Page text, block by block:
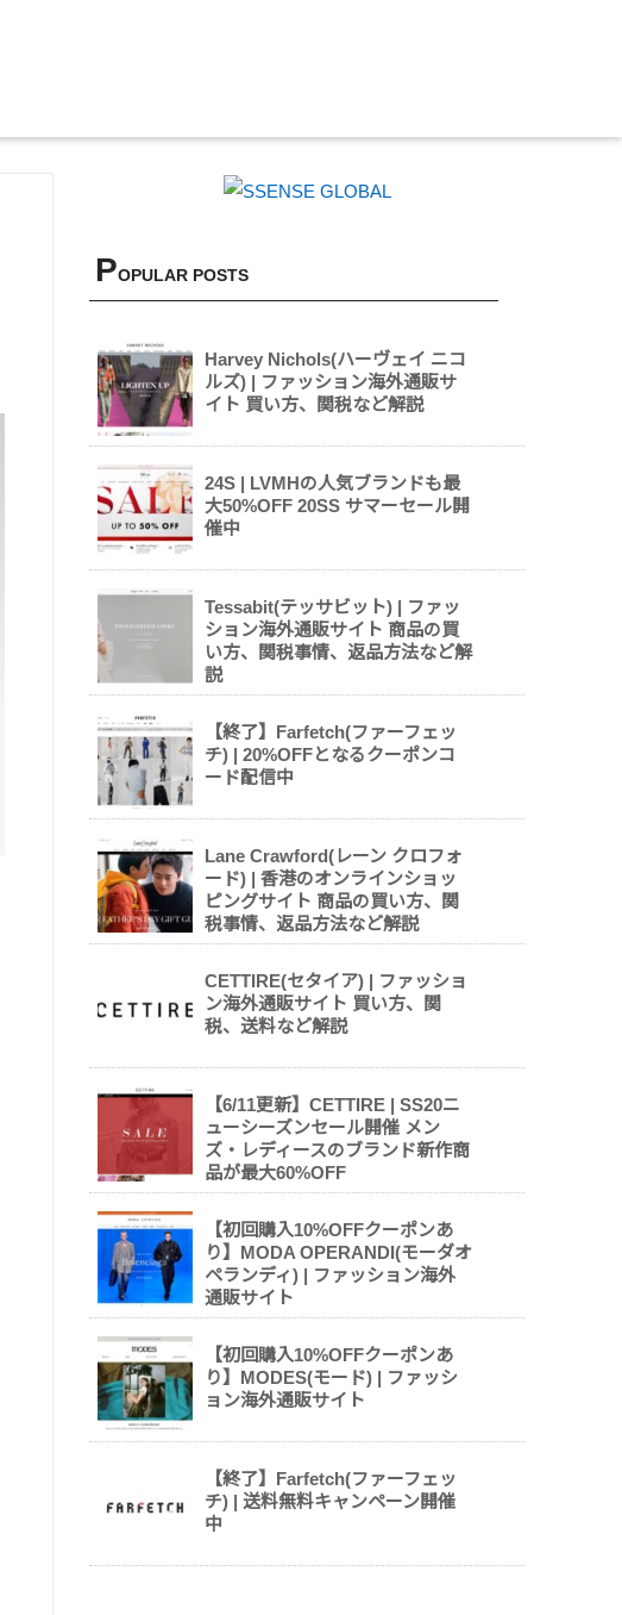
POPULAR POSTS
Harvey Nichols(ハーヴェイ ニコ
ルズ) | ファッション海外通販サ
イト 買い方、関税など解説
24S | LVMHの人気ブランドも最
大50%OFF 20SS サマーセール開
催中
Tessabit(テッサビット) | ファッ
ション海外通販サイト 商品の買
い方、関税事情、返品方法など解
説
【終了】Farfetch(ファーフェッ
チ) | 20%OFFとなるクーポンコ
ード配信中
Lane Crawford(レーン クロフォ
ード) | 香港のオンラインショッ
ピングサイト 商品の買い方、関
税事情、返品方法など解説
CETTIRE(セタイア) | ファッショ
ン海外通販サイト 買い方、関
税、送料など解説
【6/11更新】CETTIRE | SS20ニ
ューシーズンセール開催 メン
ズ・レディースのブランド新作商
品が最大60%OFF
【初回購入10%OFFクーポンあ
り】MODA OPERANDI(モーダオ
ペランディ) | ファッション海外
通販サイト
【初回購入10%OFFクーポンあ
り】MODES(モード) | ファッシ
ョン海外通販サイト
【終了】Farfetch(ファーフェッ
チ) | 送料無料キャンペーン開催
中